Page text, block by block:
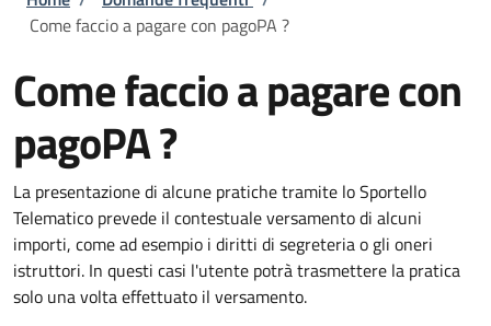
Come faccio a pagare con pagoPA ?
Come faccio a pagare con
pagoPA ?
La presentazione di alcune pratiche tramite lo Sportello
Telematico prevede il contestuale versamento di alcuni
importi, come ad esempio i diritti di segreteria o gli oneri
istruttori. In questi casi l'utente potrà trasmettere la pratica
solo una volta effettuato il versamento.